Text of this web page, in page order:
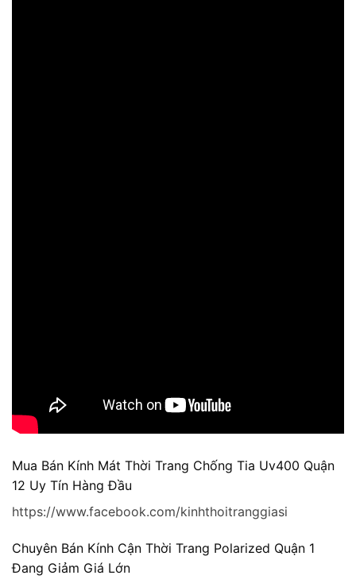
Mua Bán Kính Mát Thời Trang Chống Tia Uv400 Quận
12 Uy Tín Hàng Đầu
https://www.facebook.com/kinhthoitranggiasi
Chuyên Bán Kính Cận Thời Trang Polarized Quận 1
Đang Giảm Giá Lớn